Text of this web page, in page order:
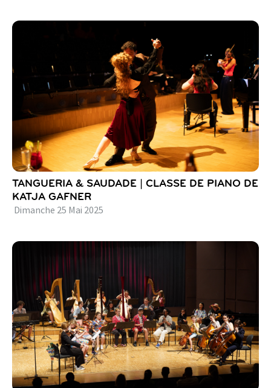
TANGUERIA & SAUDADE | CLASSE DE PIANO DE
KATJA GAFNER
Dimanche 25 Mai 2025